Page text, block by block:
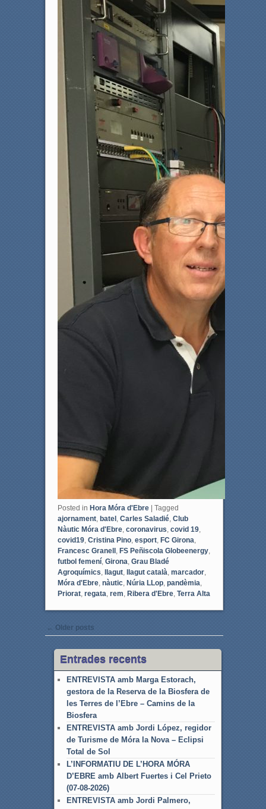
Posted in Hora Móra d'Ebre | Tagged
ajornament, batel, Carles Saladié, Club
Nàutic Móra d'Ebre, coronavirus covid 19,
covid19, Cristina Pino, esport, FC Girona
Francesc Granell, FS Peñiscola Globeenergy,
futbol femení, Girona Grau Bladé
Agroquímics llagut, llagut català marcador,
Móra d'Ebre, nàutic, Núria LLop, pandèmia
Priorat, regata rem Ribera d'Ebre, Terra Alta
Post navigation
← Older posts
Entrades recents
ENTREVISTA amb Marga Estorach,
gestora de la Reserva de la Biosfera de
les Terres de l’Ebre – Camins de la
Biosfera
ENTREVISTA amb Jordi López, regidor
de Turisme de Móra la Nova – Eclipsi
Total de Sol
L’INFORMATIU DE L’HORA MÓRA
D’EBRE amb Albert Fuertes i Cel Prieto
(07-08-2026)
ENTREVISTA amb Jordi Palmero,